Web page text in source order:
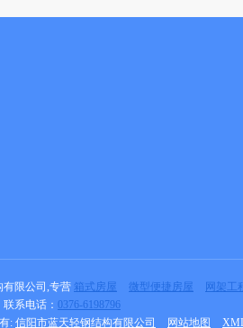
有限公司,专营 箱式房屋 微型便捷房屋 网架工
系电话： 0376-6198796
: 信阳市蓝天轻钢结构有限公司 网站地图